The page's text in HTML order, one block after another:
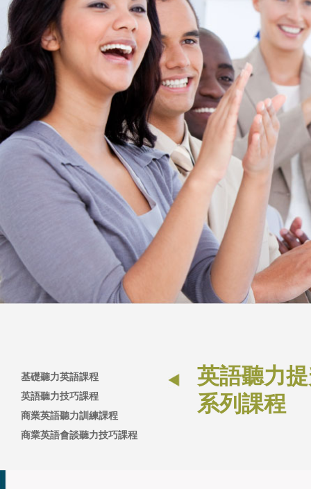
英語聽力
系列課程
基礎聽力英語課程
英語聽力技巧課程
商業英語聽力訓練課程
商業英語會談聽力技巧課程